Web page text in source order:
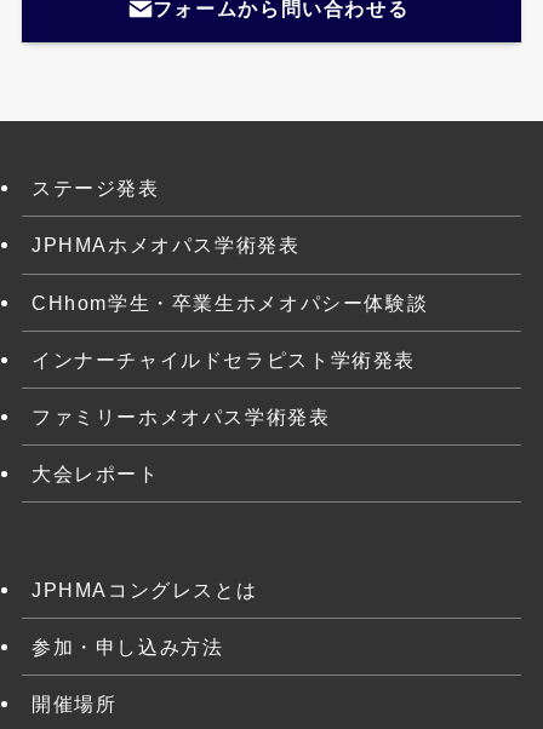
フォームから問い合わせる
ステージ発表
JPHMAホメオパス学術発表
CHhom学生・卒業生ホメオパシー体験談
インナーチャイルドセラピスト学術発表
ファミリーホメオパス学術発表
大会レポート
JPHMAコングレスとは
参加・申し込み方法
開催場所